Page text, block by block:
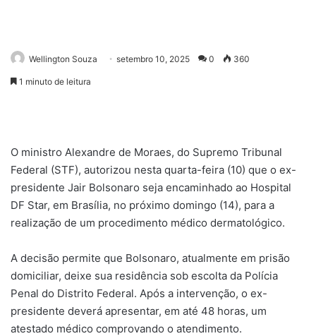
Wellington Souza setembro 10, 2025 0 360
1 minuto de leitura
O ministro Alexandre de Moraes, do Supremo Tribunal
Federal (STF), autorizou nesta quarta-feira (10) que o ex-
presidente Jair Bolsonaro seja encaminhado ao Hospital
DF Star, em Brasília, no próximo domingo (14), para a
realização de um procedimento médico dermatológico.
A decisão permite que Bolsonaro, atualmente em prisão
domiciliar, deixe sua residência sob escolta da Polícia
Penal do Distrito Federal. Após a intervenção, o ex-
presidente deverá apresentar, em até 48 horas, um
atestado médico comprovando o atendimento.